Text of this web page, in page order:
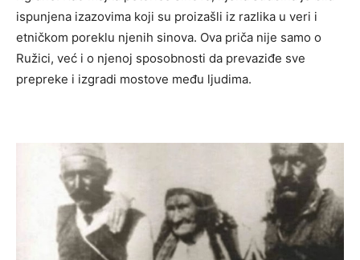
ispunjena izazovima koji su proizašli iz razlika u veri i
etničkom poreklu njenih sinova. Ova priča nije samo o
Ružici, već i o njenoj sposobnosti da prevaziđe sve
prepreke i izgradi mostove među ljudima.